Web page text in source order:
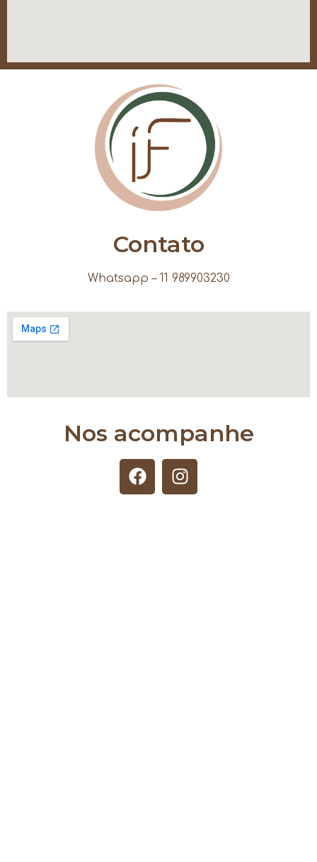
Contato
Whatsapp – 11 989903230
Nos acompanhe